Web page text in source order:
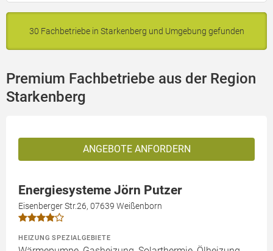
30 Fachbetriebe in Starkenberg und Umgebung gefunden
Premium Fachbetriebe aus der Region
Starkenberg
ANGEBOTE ANFORDERN
Energiesysteme Jörn Putzer
Eisenberger Str.26, 07639 Weißenborn
HEIZUNG SPEZIALGEBIETE